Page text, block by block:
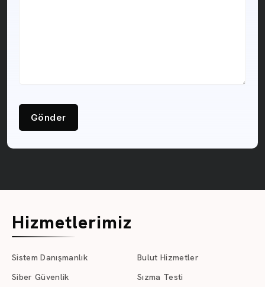
Gönder
Hizmetlerimiz
Sistem Danışmanlık
Siber Güvenlik
Bulut Hizmetler
Sızma Testi